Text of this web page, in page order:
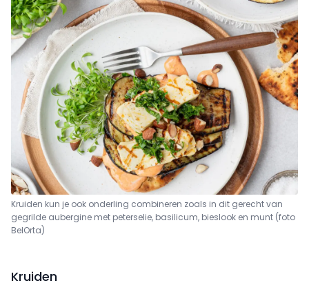
Kruiden kun je ook onderling combineren zoals in dit gerecht van
gegrilde aubergine met peterselie, basilicum, bieslook en munt (foto
BelOrta)
Kruiden